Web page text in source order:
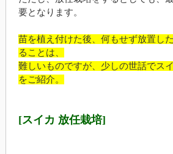
要となります。
苗を植え付けた後、何もせず放置し
ることは、
難しいものですが、少しの世話でス
をご紹介。
[スイカ 放任栽培]